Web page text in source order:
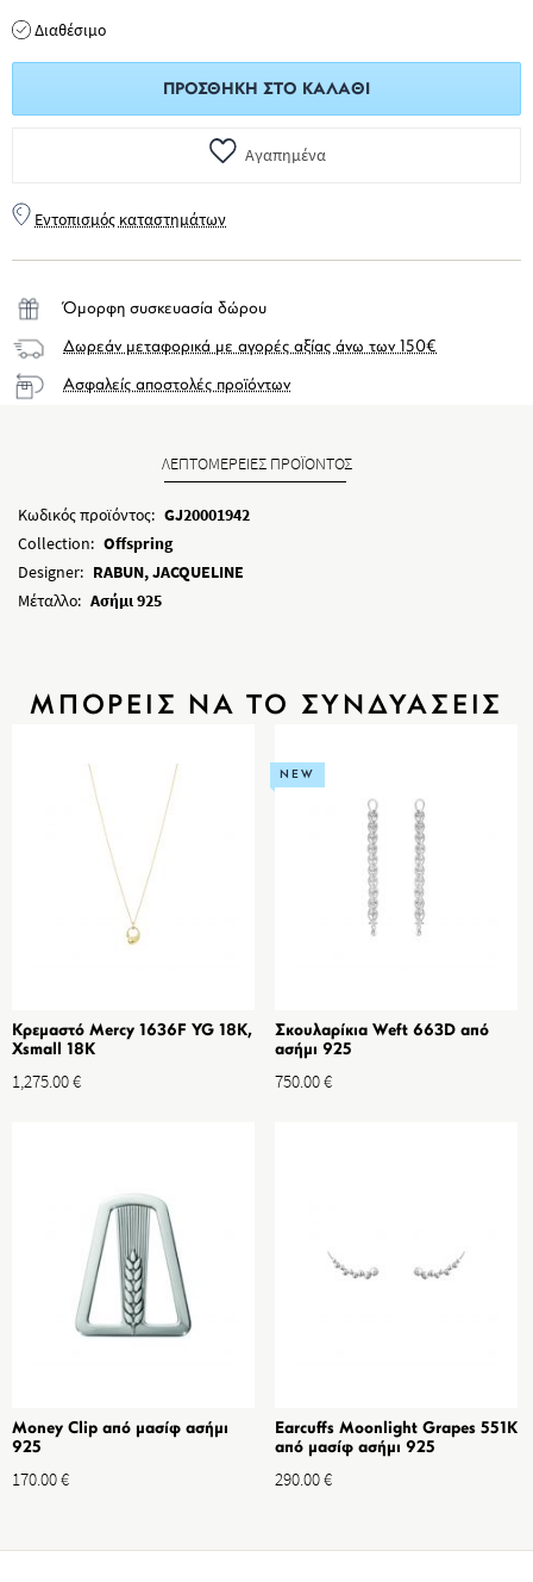
Διαθέσιμο
ΠΡΟΣΘΉΚΗ ΣΤΟ ΚΑΛΆΘΙ
Αγαπημένα
Εντοπισμός καταστημάτων
Όμορφη συσκευασία δώρου
Δωρεάν μεταφορικά με αγορές αξίας άνω των 150€
Ασφαλείς αποστολές προϊόντων
ΛΕΠΤΟΜΕΡΕΙΕΣ ΠΡΟΪΟΝΤΟΣ
Κωδικός προϊόντος: GJ20001942
Collection: Offspring
Designer: RABUN, JACQUELINE
Μέταλλο: Ασήμι 925
ΜΠΟΡΕΙΣ ΝΑ ΤΟ ΣΥΝΔΥΑΣΕΙΣ
Κρεμαστό Mercy 1636F YG 18K,
Xsmall 18K
1,275.00€
NEW
Σκουλαρίκια Weft 663D από
ασήμι 925
750.00€
Money Clip από μασίφ ασήμι
925
170.00€
Earcuffs Moonlight Grapes 551K
από μασίφ ασήμι 925
290.00€